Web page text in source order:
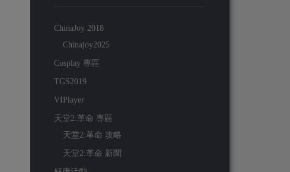
ChinaJoy 2018
Chinajoy2025
Cosplay 專區
TGS2019
VIPlayer
天堂2:革命 專區
天堂2:革命 攻略
天堂2:革命 新聞